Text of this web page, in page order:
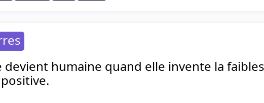
devient humaine quand elle invente la